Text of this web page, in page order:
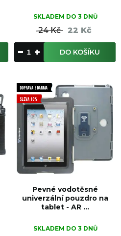
SKLADEM DO 3 DNŮ
24 Kč 22 Kč
DO KOŠÍKU
DOPRAVA ZDARMA
SLEVA 10%
Pevné vodotěsné
univerzální pouzdro na
tablet - AR ...
SKLADEM DO 3 DNŮ